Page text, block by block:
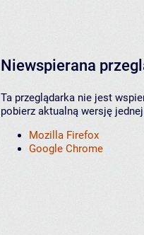
Niewspierana
Ta przeglądarka nie jest
pobierz aktualną wersję
Mozilla Firefox
Google Chrome